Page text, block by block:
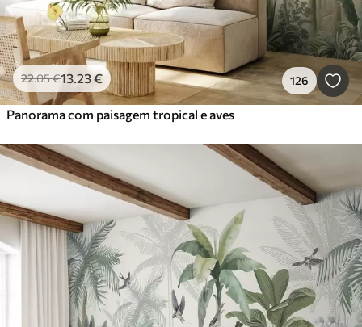
22.05€13.23€ 126
Panorama com paisagem tropical e aves